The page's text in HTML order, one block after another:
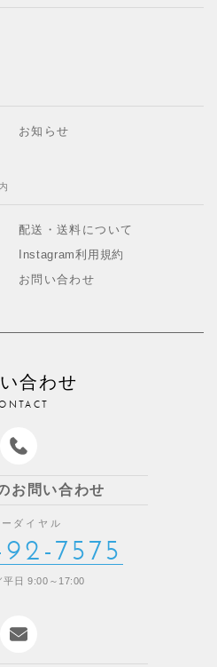
お知らせ
配送・送料について
Instagram利用規約
お問い合わせ
合わせ
お問い合わせ
ダイヤル
7575
平日 9:00～17:00